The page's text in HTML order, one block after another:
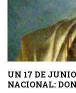
UN 17 DE
NACIONAL: